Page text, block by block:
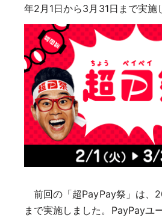
年2月1日から3月31日まで実施
前回の「超PayPay祭」は、
まで実施しました。PayPayユ